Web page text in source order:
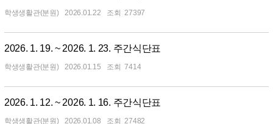
학생생활관(분원) 2026.01.22 27397
2026. 1. 19. ~ 2026. 1. 23. 주간식단표
학생생활관(분원) 2026.01.15 7414
2026. 1. 12. ~ 2026. 1. 16. 주간식단표
학생생활관(분원) 2026.01.08 27482